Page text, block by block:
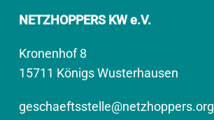
NETZHOPPERS KW e.V.
Kronenhof 8
15711 Königs Wusterhausen
geschaeftsstelle@netzhoppers.org